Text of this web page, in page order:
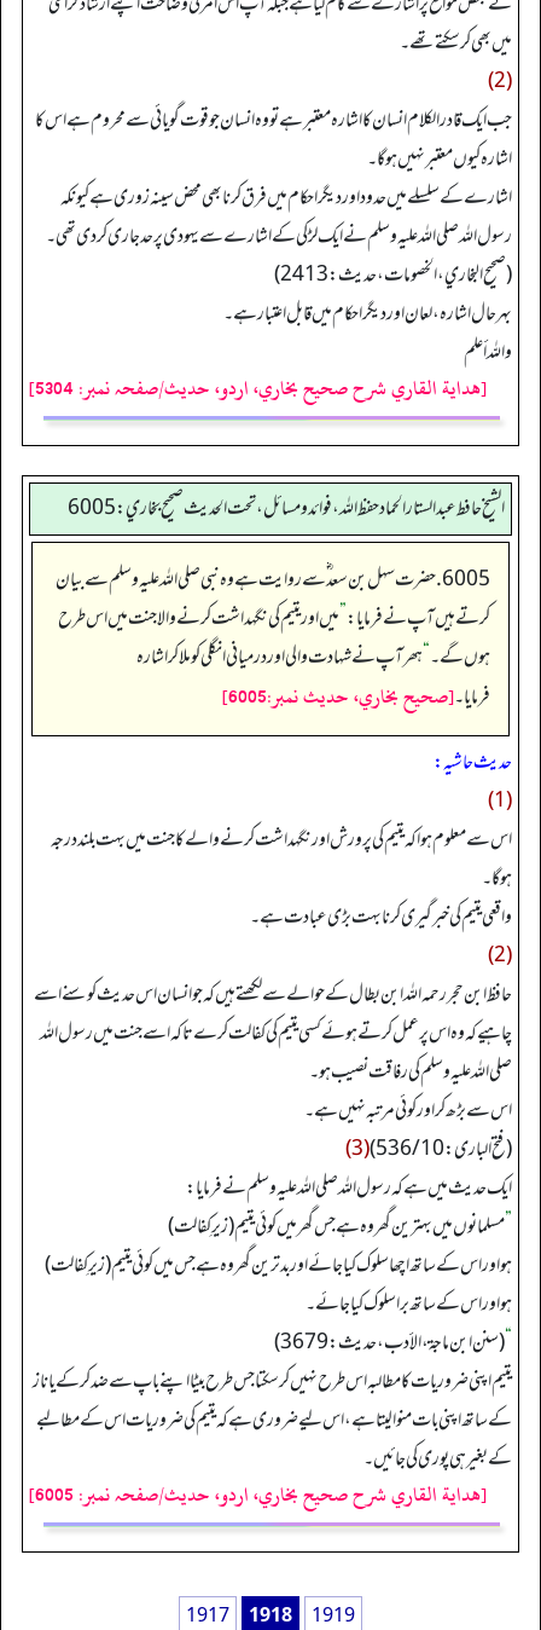
میں بھی کرسکتے تھے۔
(2)
جب ایک قادر الکلام انسان کا اشارہ معتبر ہے تو وہ انسان جو قوت گویائی سے محروم ہے اس کا
اشارہ کیوں معتبر نہیں ہوگا۔
اشارے کے سلسلے میں حدود اور دیگر احکام میں فرق کرنا بھی محض سینہ زوری ہے کیونکہ
رسول اللہ صلی اللہ علیہ وسلم نے ایک لڑکی کے اشارے سے یہودی پر حد جاری کر دی تھی۔
(صحیح البخاري، الخصومات، حدیث: 2413)
بہرحال اشارہ، لعان اور دیگر احکام میں قابل اعتبار ہے۔
والله أعلم
[هداية القاري شرح صحيح بخاري، اردو، حدیث/صفحہ نمبر: 5304]
الشيخ حافط عبدالستار الحماد حفظ الله، فوائد و مسائل، تحت الحديث صحيح بخاري:6005
6005. حضرت سہل بن سعد ؓ سے روایت ہے وہ نبی صلی اللہ علیہ وسلم سےبیان
کرتے ہیں آپ نے فرمایا:”میں اور یتیم کی نگہداشت کرنے والا جنت میں اس طرح
ہوں گے۔“ہھر آپ نے شہادت والی اور درمیانی انگلی کو ملا کر اشارہ
فرمایا۔[صحيح بخاري، حديث نمبر:6005]
حدیث حاشیہ:
(1)
اس سے معلوم ہوا کہ یتیم کی پرورش اور نگہداشت کرنے والے کا جنت میں بہت بلند درجہ
ہوگا۔
واقعی یتیم کی خبر گیری کرنا بہت بڑی عبادت ہے۔
(2)
حافظ ابن حجر رحمہ اللہ ابن بطال کے حوالے سے لکھتے ہیں کہ جو انسان اس حدیث کو سنے اسے
چاہیے کہ وہ اس پرعمل کرتے ہوئے کسی یتیم کی کفالت کرے تاکہ اسے جنت میں رسول اللہ
صلی اللہ علیہ وسلم کی رفاقت نصیب ہو۔
اس سے بڑھ کر اور کوئی مرتبہ نہیں ہے۔
(فتح الباری: 536/10)
(3)
ایک حدیث میں ہے کہ رسول اللہ صلی اللہ علیہ وسلم نے فرمایا:
”مسلمانوں میں بہترین گھر وہ ہے جس گھر میں کوئی یتیم (زیرِ کفالت)
ہو اور اس کے ساتھ اچھا سلوک کیا جائے اور بدترین گھر وہ ہے جس میں کوئی یتیم (زیرِکفالت)
ہو اور اس کے ساتھ برا سلوک کیا جائے۔
“(سنن ابن ماجة، الأدب، حدیث: 3679)
یتیم اپنی ضروریات کا مطالبہ اس طرح نہیں کر سکتا جس طرح بیٹا اپنے باپ سے ضد کر کے یا ناز
کے ساتھ اپنی بات منوا لیتا ہے، اس لیے ضروری ہے کہ یتیم کی ضروریات اس کے مطالبے
کے بغیر ہی پوری کی جائیں۔
[هداية القاري شرح صحيح بخاري، اردو، حدیث/صفحہ نمبر: 6005]
1917 1918 1919